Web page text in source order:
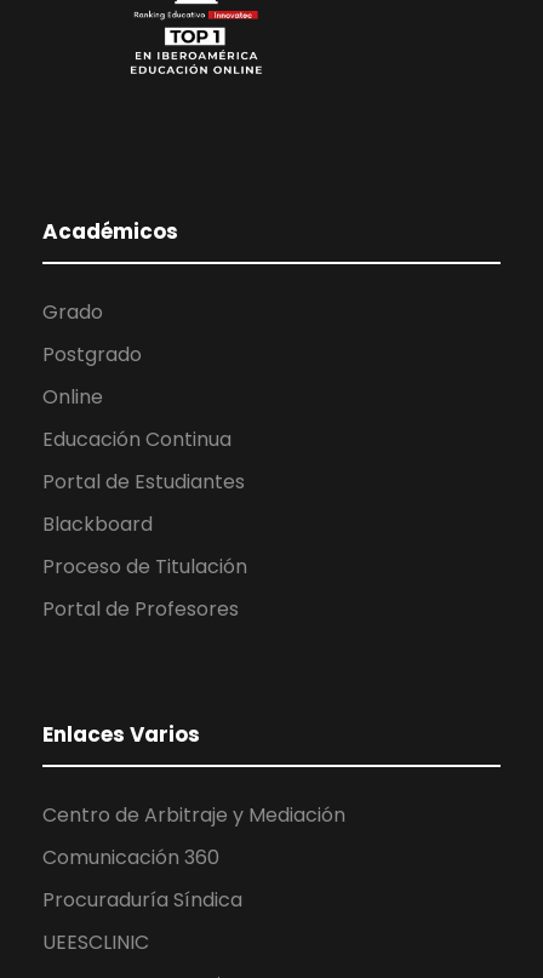
Académicos
Grado
Postgrado
Online
Educación Continua
Portal de Estudiantes
Blackboard
Proceso de Titulación
Portal de Profesores
Enlaces Varios
Centro de Arbitraje y Mediación
Comunicación 360
Procuraduría Síndica
UEESCLINIC